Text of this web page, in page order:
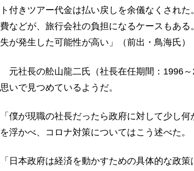
ト付きツアー代金は払い戻しを余儀なくされ
費などが、旅行会社の負担になるケースもあ
失が発生した可能性が高い」（前出・鳥海氏）
元社長の舩山龍二氏（社長在任期間：1996
思いで見つめているようだ。
「僕が現職の社長だったら政府に対して少し
を浮かべ、コロナ対策についてはこう述べた。
「日本政府は経済を動かすための具体的な政